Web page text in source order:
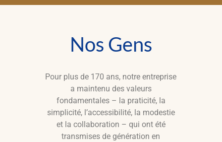
Nos Gens
Pour plus de 170 ans, notre entreprise
a maintenu des valeurs
fondamentales – la praticité, la
simplicité, l’accessibilité, la modestie
et la collaboration – qui ont été
transmises de génération en